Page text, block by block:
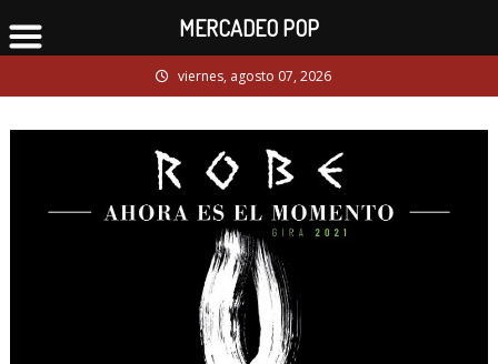
to
viernes, agosto 07, 2026
MERCADEO POP